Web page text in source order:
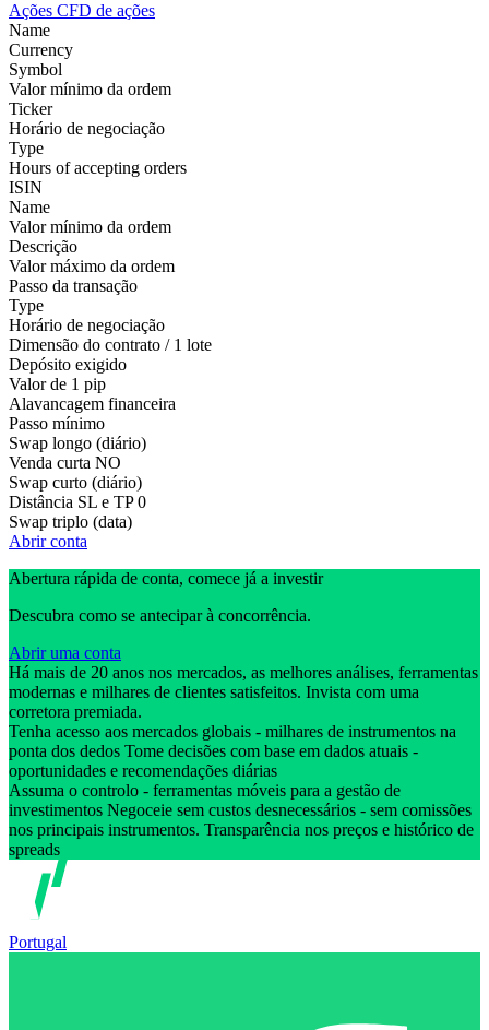
Ações CFD de ações
Name
Currency
Symbol
Valor mínimo da ordem
Ticker
Horário de negociação
Type
Hours of accepting orders
ISIN
Name
Valor mínimo da ordem
Descrição
Valor máximo da ordem
Passo da transação
Type
Horário de negociação
Dimensão do contrato / 1 lote
Depósito exigido
Valor de 1 pip
Alavancagem financeira
Passo mínimo
Swap longo (diário)
Venda curta NO
Swap curto (diário)
Distância SL e TP 0
Swap triplo (data)
Abrir conta
Abertura rápida de conta, comece já a investir
Descubra como se antecipar à concorrência.
Abrir uma conta
Há mais de 20 anos nos mercados, as melhores análises, ferramentas
modernas e milhares de clientes satisfeitos. Invista com uma
corretora premiada.
Tenha acesso aos mercados globais - milhares de instrumentos na
ponta dos dedos Tome decisões com base em dados atuais -
oportunidades e recomendações diárias
Assuma o controlo - ferramentas móveis para a gestão de
investimentos Negoceie sem custos desnecessários - sem comissões
nos principais instrumentos. Transparência nos preços e histórico de
spreads
Portugal